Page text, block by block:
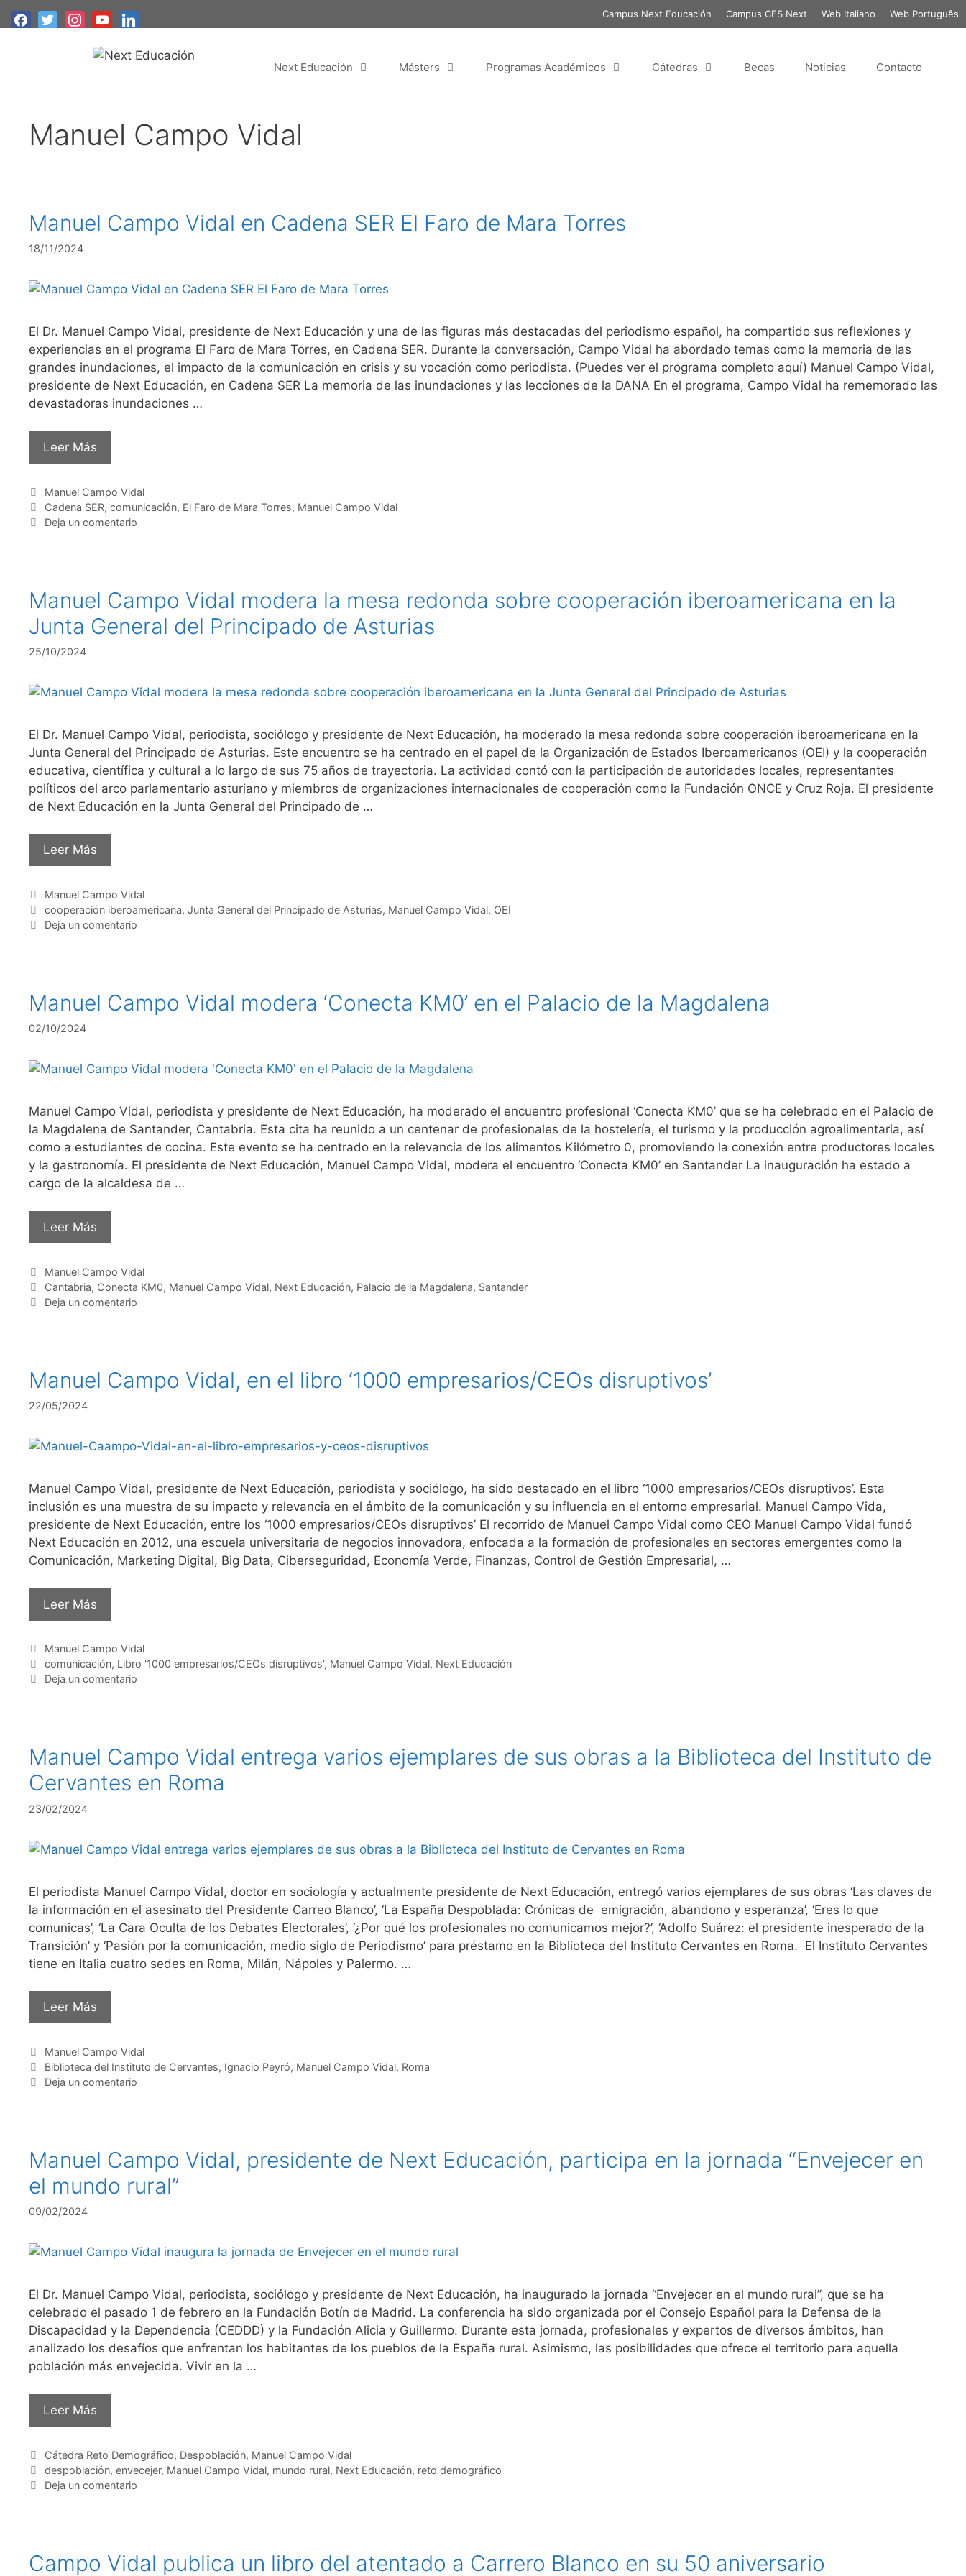
Saltar
al
Campus Next Educación Campus CES Next Web Italiano Web Português
Next Educación Másters Programas Académicos Cátedras Becas Noticias Contacto
Manuel Campo Vidal
Manuel Campo Vidal en Cadena SER El Faro de Mara Torres
18/11/2024
El Dr. Manuel Campo Vidal, presidente de Next Educación y una de las figuras más destacadas del periodismo español, ha compartido sus reflexiones y
experiencias en el programa El Faro de Mara Torres, en Cadena SER. Durante la conversación, Campo Vidal ha abordado temas como la memoria de las
grandes inundaciones, el impacto de la comunicación en crisis y su vocación como periodista. (Puedes ver el programa completo aquí) Manuel Campo Vidal,
presidente de Next Educación, en Cadena SER La memoria de las inundaciones y las lecciones de la DANA En el programa, Campo Vidal ha rememorado las
devastadoras inundaciones …
Leer Más
Categorías
Manuel Campo Vidal
Etiquetas
Cadena SER, comunicación, El Faro de Mara Torres, Manuel Campo Vidal
Deja un comentario
Manuel Campo Vidal modera la mesa redonda sobre cooperación iberoamericana en la
Junta General del Principado de Asturias
25/10/2024
El Dr. Manuel Campo Vidal, periodista, sociólogo y presidente de Next Educación, ha moderado la mesa redonda sobre cooperación iberoamericana en la
Junta General del Principado de Asturias. Este encuentro se ha centrado en el papel de la Organización de Estados Iberoamericanos (OEI) y la cooperación
educativa, científica y cultural a lo largo de sus 75 años de trayectoria. La actividad contó con la participación de autoridades locales, representantes
políticos del arco parlamentario asturiano y miembros de organizaciones internacionales de cooperación como la Fundación ONCE y Cruz Roja. El presidente
de Next Educación en la Junta General del Principado de …
Leer Más
Categorías
Manuel Campo Vidal
Etiquetas
cooperación iberoamericana, Junta General del Principado de Asturias, Manuel Campo Vidal, OEI
Deja un comentario
Manuel Campo Vidal modera ‘Conecta KM0’ en el Palacio de la Magdalena
02/10/2024
Manuel Campo Vidal, periodista y presidente de Next Educación, ha moderado el encuentro profesional ‘Conecta KM0’ que se ha celebrado en el Palacio de
la Magdalena de Santander, Cantabria. Esta cita ha reunido a un centenar de profesionales de la hostelería, el turismo y la producción agroalimentaria, así
como a estudiantes de cocina. Este evento se ha centrado en la relevancia de los alimentos Kilómetro 0, promoviendo la conexión entre productores locales
y la gastronomía. El presidente de Next Educación, Manuel Campo Vidal, modera el encuentro ‘Conecta KM0’ en Santander La inauguración ha estado a
cargo de la alcaldesa de …
Leer Más
Categorías
Manuel Campo Vidal
Etiquetas
Cantabria, Conecta KM0, Manuel Campo Vidal, Next Educación, Palacio de la Magdalena, Santander
Deja un comentario
Manuel Campo Vidal, en el libro ‘1000 empresarios/CEOs disruptivos’
22/05/2024
Manuel Campo Vidal, presidente de Next Educación, periodista y sociólogo, ha sido destacado en el libro ‘1000 empresarios/CEOs disruptivos’. Esta
inclusión es una muestra de su impacto y relevancia en el ámbito de la comunicación y su influencia en el entorno empresarial. Manuel Campo Vida,
presidente de Next Educación, entre los ‘1000 empresarios/CEOs disruptivos’ El recorrido de Manuel Campo Vidal como CEO Manuel Campo Vidal fundó
Next Educación en 2012, una escuela universitaria de negocios innovadora, enfocada a la formación de profesionales en sectores emergentes como la
Comunicación, Marketing Digital, Big Data, Ciberseguridad, Economía Verde, Finanzas, Control de Gestión Empresarial, …
Leer Más
Categorías
Manuel Campo Vidal
Etiquetas
comunicación, Libro '1000 empresarios/CEOs disruptivos', Manuel Campo Vidal, Next Educación
Deja un comentario
Manuel Campo Vidal entrega varios ejemplares de sus obras a la Biblioteca del Instituto de
Cervantes en Roma
23/02/2024
El periodista Manuel Campo Vidal, doctor en sociología y actualmente presidente de Next Educación, entregó varios ejemplares de sus obras ‘Las claves de
la información en el asesinato del Presidente Carreo Blanco’, ‘La España Despoblada: Crónicas de emigración, abandono y esperanza’, ‘Eres lo que
comunicas’, ‘La Cara Oculta de los Debates Electorales’, ‘¿Por qué los profesionales no comunicamos mejor?’, ‘Adolfo Suárez: el presidente inesperado de la
Transición’ y ‘Pasión por la comunicación, medio siglo de Periodismo’ para préstamo en la Biblioteca del Instituto Cervantes en Roma. El Instituto Cervantes
tiene en Italia cuatro sedes en Roma, Milán, Nápoles y Palermo. …
Leer Más
Categorías
Manuel Campo Vidal
Etiquetas
Biblioteca del Instituto de Cervantes, Ignacio Peyró, Manuel Campo Vidal, Roma
Deja un comentario
Manuel Campo Vidal, presidente de Next Educación, participa en la jornada “Envejecer en
el mundo rural”
09/02/2024
El Dr. Manuel Campo Vidal, periodista, sociólogo y presidente de Next Educación, ha inaugurado la jornada “Envejecer en el mundo rural”, que se ha
celebrado el pasado 1 de febrero en la Fundación Botín de Madrid. La conferencia ha sido organizada por el Consejo Español para la Defensa de la
Discapacidad y la Dependencia (CEDDD) y la Fundación Alicia y Guillermo. Durante esta jornada, profesionales y expertos de diversos ámbitos, han
analizado los desafíos que enfrentan los habitantes de los pueblos de la España rural. Asimismo, las posibilidades que ofrece el territorio para aquella
población más envejecida. Vivir en la …
Leer Más
Categorías
Cátedra Reto Demográfico, Despoblación, Manuel Campo Vidal
Etiquetas
despoblación, envecejer, Manuel Campo Vidal, mundo rural, Next Educación, reto demográfico
Deja un comentario
Campo Vidal publica un libro del atentado a Carrero Blanco en su 50 aniversario